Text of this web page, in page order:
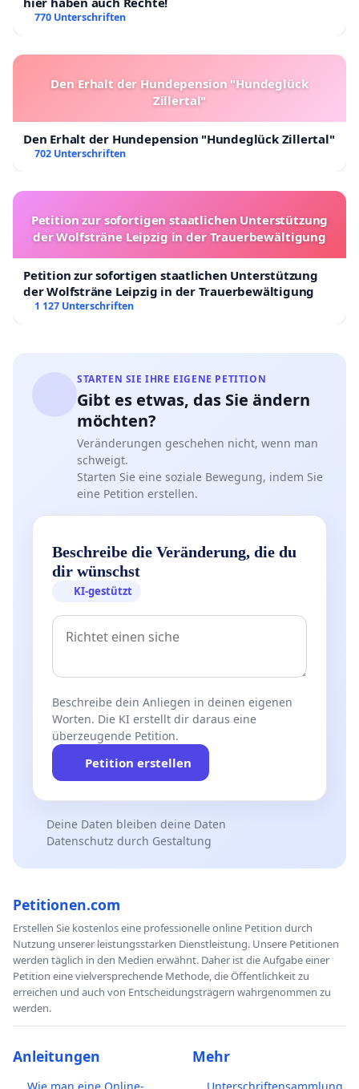
770 Unterschriften
Den Erhalt der Hundepension "Hundeglück
Zillertal"
Den Erhalt der Hundepension "Hundeglück Zillertal"
702 Unterschriften
Petition zur sofortigen staatlichen Unterstützung
der Wolfsträne Leipzig in der Trauerbewältigung
Petition zur sofortigen staatlichen Unterstützung
der Wolfsträne Leipzig in der Trauerbewältigung
1 127 Unterschriften
STARTEN SIE IHRE EIGENE PETITION
Gibt es etwas, das Sie ändern
möchten?
Veränderungen geschehen nicht, wenn man
schweigt.
Starten Sie eine soziale Bewegung, indem Sie
eine Petition erstellen.
Beschreibe die Veränderung, die du
dir wünschst
KI-gestützt
Beschreibe dein Anliegen in deinen eigenen
Worten. Die KI erstellt dir daraus eine
überzeugende Petition.
Petition erstellen
Deine Daten bleiben deine Daten
Datenschutz durch Gestaltung
Petitionen.com
Erstellen Sie kostenlos eine professionelle online Petition durch
Nutzung unserer leistungsstarken Dienstleistung. Unsere Petitionen
werden täglich in den Medien erwähnt. Daher ist die Aufgabe einer
Petition eine vielversprechende Methode, die Öffentlichkeit zu
erreichen und auch von Entscheidungsträgern wahrgenommen zu
werden.
Anleitungen Mehr